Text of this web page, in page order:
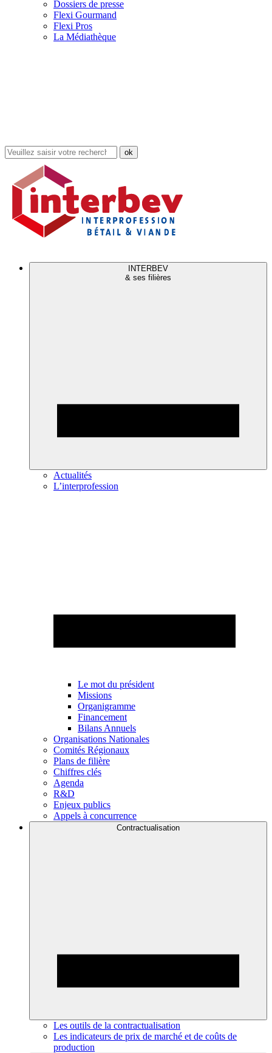
Dossiers de presse
Flexi Gourmand
Flexi Pros
La Médiathèque
Rechercher
dans
site
INTERBEV
& ses filières
Actualités
L’interprofession
Le mot du président
Missions
Organigramme
Financement
Bilans Annuels
Organisations Nationales
Comités Régionaux
Plans de filière
Chiffres clés
Agenda
R&D
Enjeux publics
Appels à concurrence
Contractualisation
Les outils de la contractualisation
Les indicateurs de prix de marché et de coûts de
production